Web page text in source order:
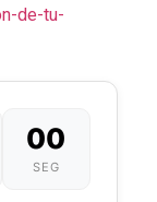
de-tu-
00
SEG